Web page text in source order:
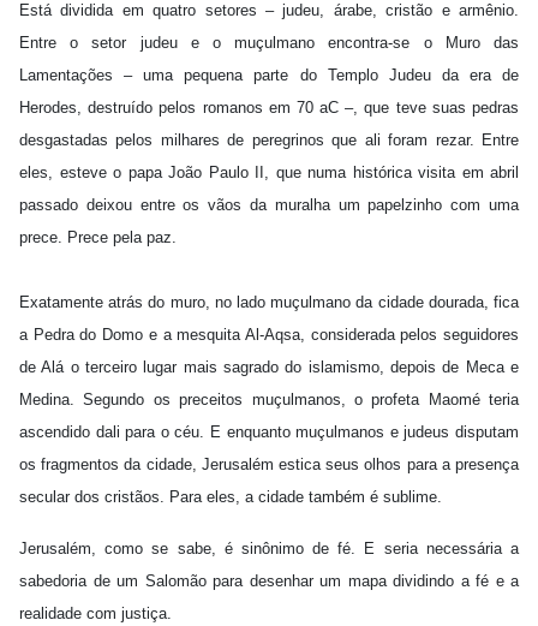
Está dividida em quatro setores – judeu, árabe, cristão e armênio.
Entre o setor judeu e o muçulmano encontra-se o Muro das
Lamentações – uma pequena parte do Templo Judeu da era de
Herodes, destruído pelos romanos em 70 aC –, que teve suas pedras
desgastadas pelos milhares de peregrinos que ali foram rezar. Entre
eles, esteve o papa João Paulo II, que numa histórica visita em abril
passado deixou entre os vãos da muralha um papelzinho com uma
prece. Prece pela paz.
Exatamente atrás do muro, no lado muçulmano da cidade dourada, fica
a Pedra do Domo e a mesquita Al-Aqsa, considerada pelos seguidores
de Alá o terceiro lugar mais sagrado do islamismo, depois de Meca e
Medina. Segundo os preceitos muçulmanos, o profeta Maomé teria
ascendido dali para o céu. E enquanto muçulmanos e judeus disputam
os fragmentos da cidade, Jerusalém estica seus olhos para a presença
secular dos cristãos. Para eles, a cidade também é sublime.
Jerusalém, como se sabe, é sinônimo de fé. E seria necessária a
sabedoria de um Salomão para desenhar um mapa dividindo a fé e a
realidade com justiça.